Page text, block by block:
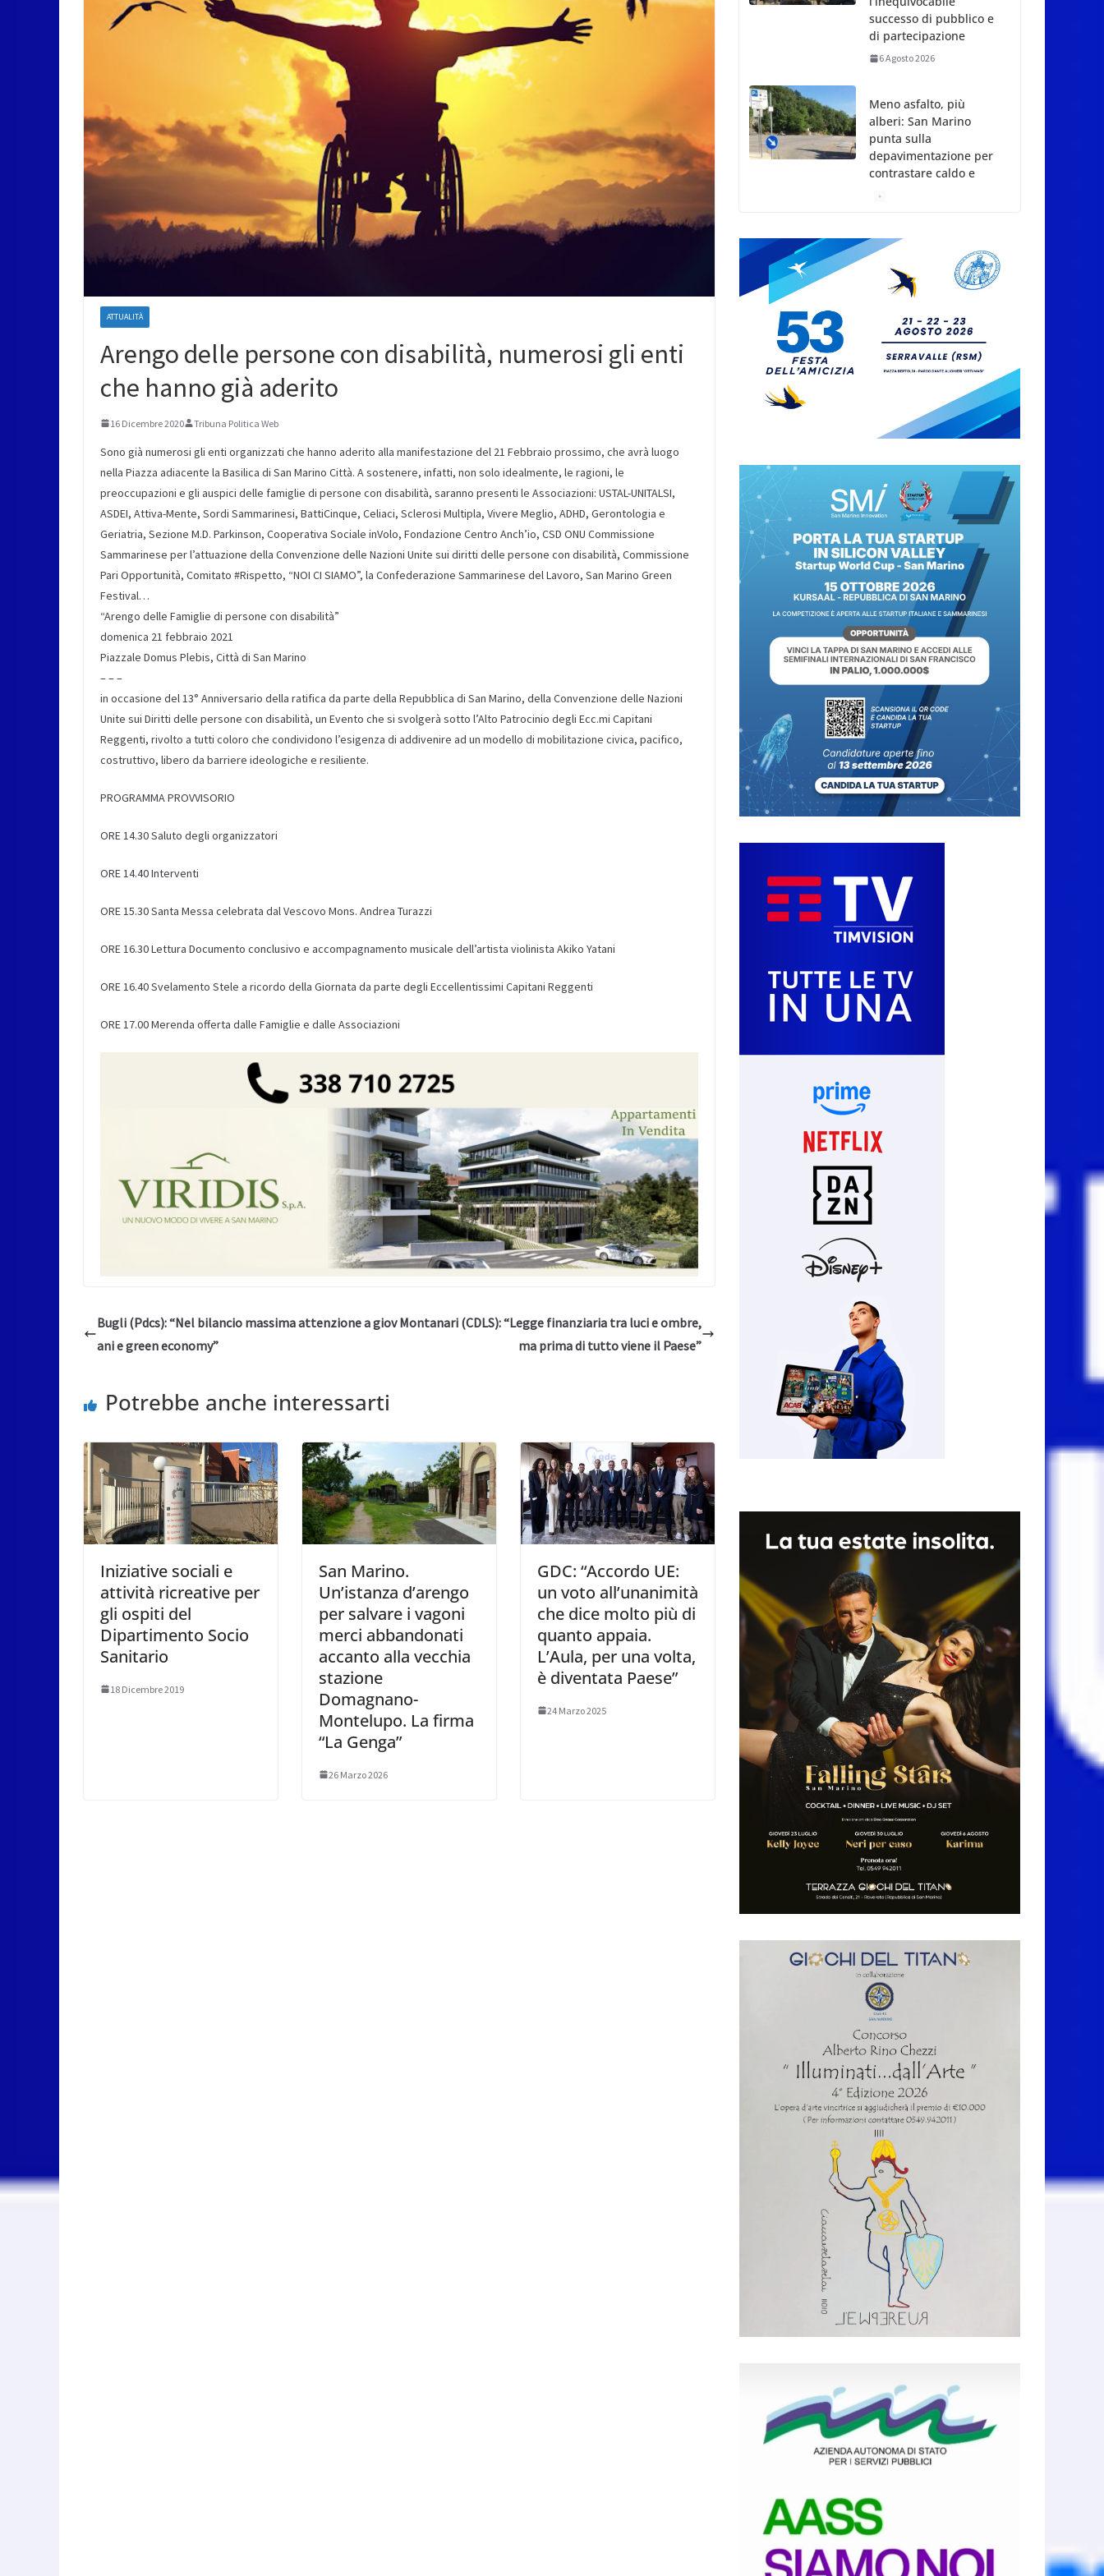
ATTUALITÀ
Arengo delle persone con disabilità, numerosi gli enti
che hanno già aderito
16 Dicembre 2020 Tribuna Politica Web
Sono già numerosi gli enti organizzati che hanno aderito alla manifestazione del 21 Febbraio prossimo, che avrà luogo
nella Piazza adiacente la Basilica di San Marino Città. A sostenere, infatti, non solo idealmente, le ragioni, le
preoccupazioni e gli auspici delle famiglie di persone con disabilità, saranno presenti le Associazioni: USTAL-UNITALSI,
ASDEI, Attiva-Mente, Sordi Sammarinesi, BattiCinque, Celiaci, Sclerosi Multipla, Vivere Meglio, ADHD, Gerontologia e
Geriatria, Sezione M.D. Parkinson, Cooperativa Sociale inVolo, Fondazione Centro Anch’io, CSD ONU Commissione
Sammarinese per l’attuazione della Convenzione delle Nazioni Unite sui diritti delle persone con disabilità, Commissione
Pari Opportunità, Comitato #Rispetto, “NOI CI SIAMO”, la Confederazione Sammarinese del Lavoro, San Marino Green
Festival…
“Arengo delle Famiglie di persone con disabilità”
domenica 21 febbraio 2021
Piazzale Domus Plebis, Città di San Marino
– – –
in occasione del 13° Anniversario della ratifica da parte della Repubblica di San Marino, della Convenzione delle Nazioni
Unite sui Diritti delle persone con disabilità, un Evento che si svolgerà sotto l’Alto Patrocinio degli Ecc.mi Capitani
Reggenti, rivolto a tutti coloro che condividono l’esigenza di addivenire ad un modello di mobilitazione civica, pacifico,
costruttivo, libero da barriere ideologiche e resiliente.
PROGRAMMA PROVVISORIO
ORE 14.30 Saluto degli organizzatori
ORE 14.40 Interventi
ORE 15.30 Santa Messa celebrata dal Vescovo Mons. Andrea Turazzi
ORE 16.30 Lettura Documento conclusivo e accompagnamento musicale dell’artista violinista Akiko Yatani
ORE 16.40 Svelamento Stele a ricordo della Giornata da parte degli Eccellentissimi Capitani Reggenti
ORE 17.00 Merenda offerta dalle Famiglie e dalle Associazioni
Bugli (Pdcs): “Nel bilancio massima attenzione a giov
ani e green economy”
Montanari (CDLS): “Legge finanziaria tra luci e ombre,
ma prima di tutto viene il Paese”
Potrebbe anche interessarti
Iniziative sociali e
attività ricreative per
gli ospiti del
Dipartimento Socio
Sanitario
18 Dicembre 2019
San Marino.
Un’istanza d’arengo
per salvare i vagoni
merci abbandonati
accanto alla vecchia
stazione
Domagnano-
Montelupo. La firma
“La Genga”
26 Marzo 2026
GDC: “Accordo UE:
un voto all’unanimità
che dice molto più di
quanto appaia.
L’Aula, per una volta,
è diventata Paese”
24 Marzo 2025
successo di pubblico e
di partecipazione
6 Agosto 2026
Meno asfalto, più
alberi: San Marino
punta sulla
depavimentazione per
contrastare caldo e
San Marino. USL:
l’inferno di Marcinelle
diventi monito e
6 Agosto 2026
San Marino. Sindacati:
PdL famiglia, alla
prima sessione
consiliare utile deve
Protezione Civile San
Marino. Incendi
boschivi: attivazione
della fase preliminare
di preallarme, dal 3 al
9 agosto
6 Agosto 2026